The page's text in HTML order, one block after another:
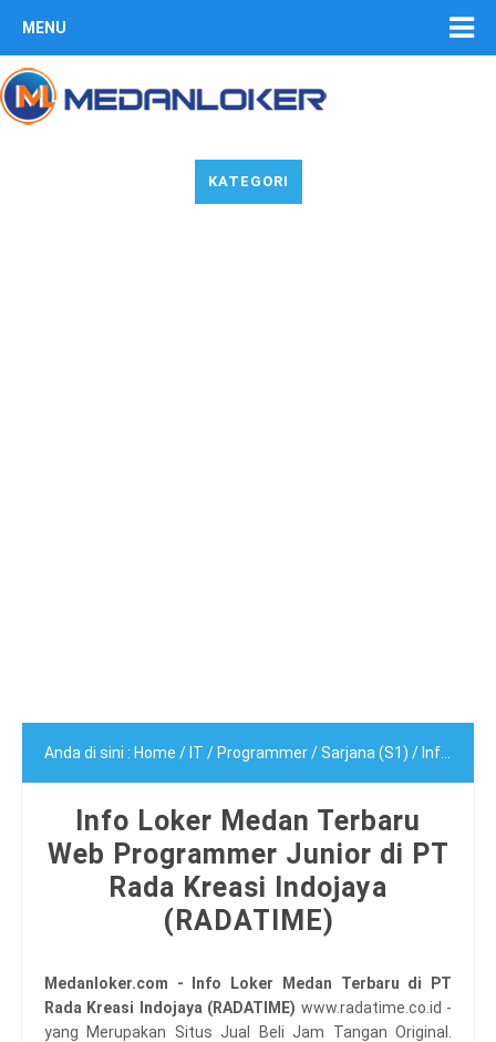
MENU
KATEGORI
Anda di sini : Home / IT / Programmer/Sarjana (S1) / Info Loker Medan Terbaru Web Programmer Junior di PT Rada Kreasi Indojaya (RADATIME)
Info Loker Medan Terbaru
Web Programmer Junior di PT
Rada Kreasi Indojaya
(RADATIME)
Medanloker.com - Info Loker Medan Terbaru di PT
Rada Kreasi Indojaya (RADATIME) www.radatime.co.id -
yang Merupakan Situs Jual Beli Jam Tangan Original.